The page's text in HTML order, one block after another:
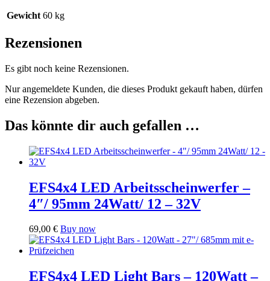
Gewicht 60 kg
Rezensionen
Es gibt noch keine Rezensionen.
Nur angemeldete Kunden, die dieses Produkt gekauft haben, dürfen
eine Rezension abgeben.
Das könnte dir auch gefallen …
EFS4x4 LED Arbeitsscheinwerfer –
4″/ 95mm 24Watt/ 12 – 32V
69,00 € Buy now
EFS4x4 LED Light Bars – 120Watt –